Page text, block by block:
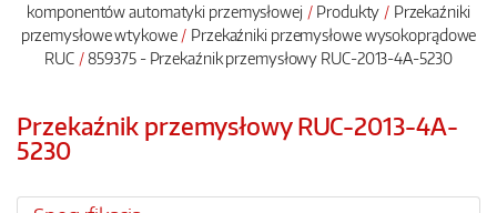
komponentów automatyki przemysłowej
Produkty
Przekaźniki
przemysłowe wtykowe
Przekaźniki przemysłowe wysokoprądowe
RUC
859375 - Przekaźnik przemysłowy RUC-2013-4A-5230
Przekaźnik przemysłowy RUC-2013-4A-
5230